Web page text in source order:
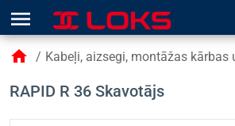
menu
home / Kabeļi, aizsegi, montāžas kārbas
RAPID R 36 Skavotājs